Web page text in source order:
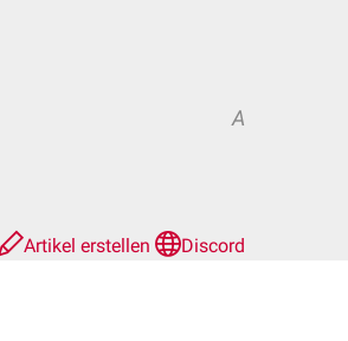
A
Artikel erstellen Discord